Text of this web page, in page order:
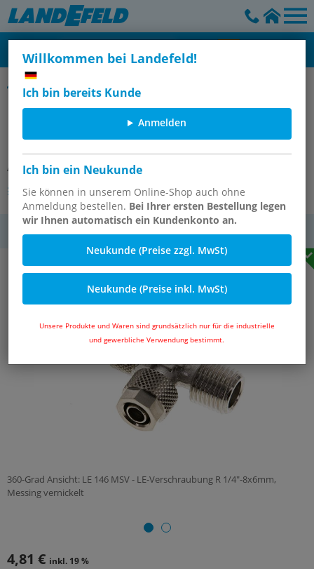
Willkommen bei Landefeld!
Ich bin bereits Kunde
Anmelden
Ich bin ein Neukunde
Sie können in unserem Online-Shop auch ohne
Anmeldung bestellen. Bei Ihrer ersten Bestellung legen
wir Ihnen automatisch ein Kundenkonto an.
Neukunde (Preise zzgl. MwSt)
Neukunde (Preise inkl. MwSt)
Unsere Produkte und Waren sind grundsätzlich nur für die industrielle
und gewerbliche Verwendung bestimmt.
LE-Verschraubungen, konisches Gewinde, CK
LE-Verschraubung R 1/4"-8x6mm,
Messing vernickelt
Artikelnummer: LE 146 MSV
Andere Varianten des Artikels
MwSt.
360-Grad Ansicht: LE 146 MSV - LE-Verschraubung R 1/4"-8x6mm,
Messing vernickelt
4,81 € inkl. 19 %